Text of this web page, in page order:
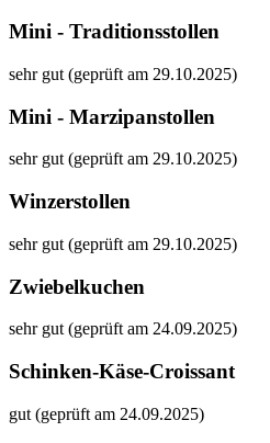
Mini - Traditionsstollen
sehr gut (geprüft am 29.10.2025)
Mini - Marzipanstollen
sehr gut (geprüft am 29.10.2025)
Winzerstollen
sehr gut (geprüft am 29.10.2025)
Zwiebelkuchen
sehr gut (geprüft am 24.09.2025)
Schinken-Käse-Croissant
gut (geprüft am 24.09.2025)